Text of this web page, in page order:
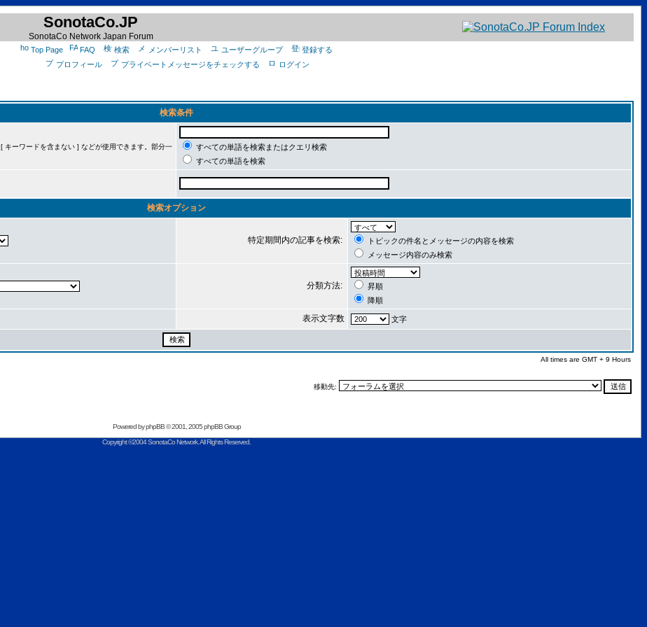
SonotaCo.JP
SonotaCo Network Japan Forum
Top Page FAQ 検索 メンバーリスト ユーザーグループ
登録する
プロフィール
プライベートメッセージをチェックする ログイン
検索条件
[ キーワードを含まない ] などが使用できます。部分一
すべての単語を検索またはクエリ検索
すべての単語を検索
検索オプション
特定期間内の記事を検索:
トピックの件名とメッセージの内容を検索
メッセージ内容のみ検索
分類方法:
昇順
降順
表示文字数 文字
All times are GMT + 9 Hours
移動先:
Powered byphpBB© 2001, 2005 phpBB Group
Copyright ©2004 SonotaCo Network. All Rights Reserved.